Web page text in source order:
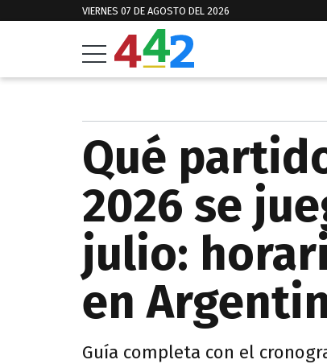
VIERNES 07 DE AGOSTO DEL 2026
Qué
2026 se
julio:
en
Guía completa con el